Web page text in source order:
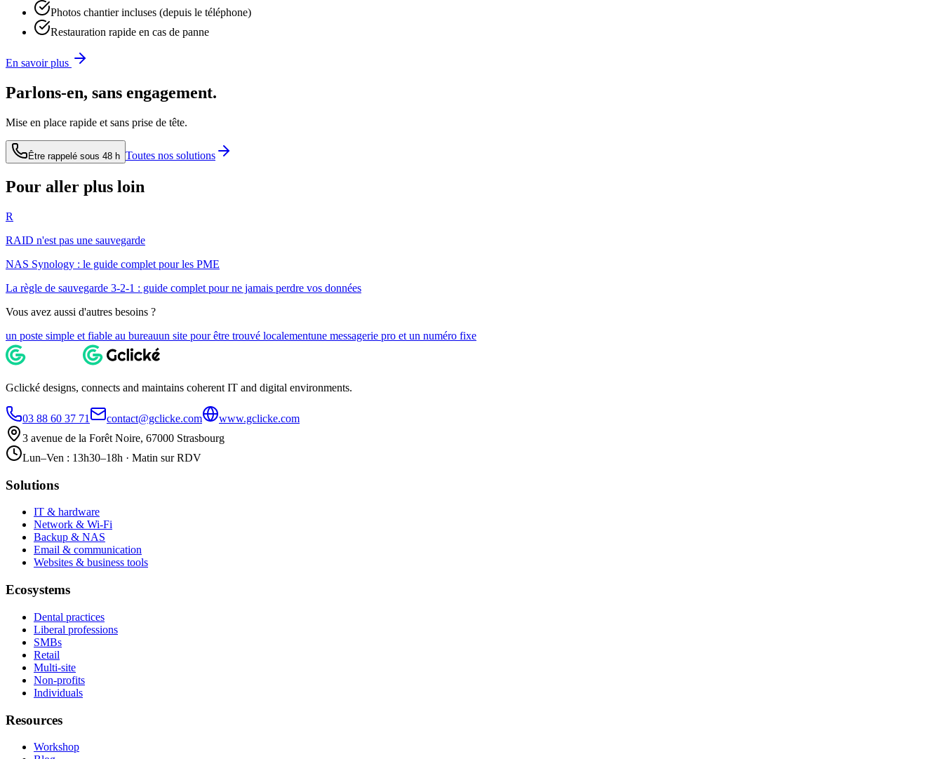
Photos chantier incluses (depuis le téléphone)
Restauration rapide en cas de panne
En savoir plus
Parlons-en, sans engagement.
Mise en place rapide et sans prise de tête.
Être rappelé sous 48 h Toutes nos solutions
Pour aller plus loin
R
RAID n'est pas une sauvegarde
NAS Synology : le guide complet pour les PME
La règle de sauvegarde 3-2-1 : guide complet pour ne jamais perdre vos données
Vous avez aussi d'autres besoins ?
un poste simple et fiable au bureauun site pour être trouvé localementune messagerie pro et un numéro fixe
Gclické designs, connects and maintains coherent IT and digital environments.
03 88 60 37 71 contact@gclicke.com
www.gclicke.com
3 avenue de la Forêt Noire, 67000 Strasbourg
Lun–Ven : 13h30–18h · Matin sur RDV
Solutions
IT & hardware
Network & Wi-Fi
Backup & NAS
Email & communication
Websites & business tools
Ecosystems
Dental practices
Liberal professions
SMBs
Retail
Multi-site
Non-profits
Individuals
Resources
Workshop